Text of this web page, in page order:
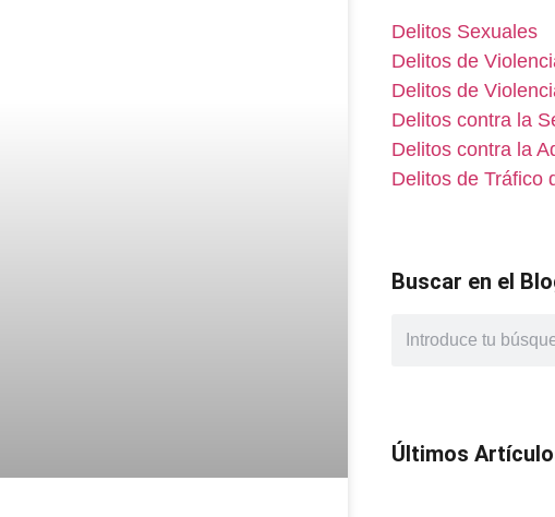
Delitos Sexuales
Delitos de
Delitos de
Delitos contra la
Delitos contra la
Delitos de Tráfico
Buscar en el
Últimos